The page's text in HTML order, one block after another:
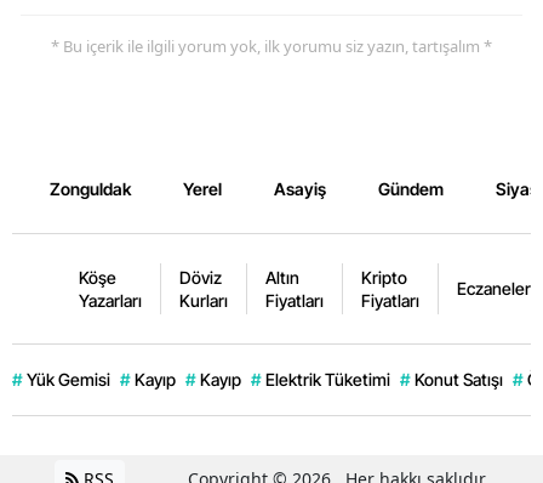
* Bu içerik ile ilgili yorum yok, ilk yorumu siz yazın, tartışalım *
Zonguldak Yerel Asayiş Gündem
Köşe
Yazarları
Döviz
Kurları
Altın
Fiyatları
Kripto
Fiyatları
Eczaneler
# Yük Gemisi # Kayıp # Kayıp # Elektrik Tüketimi # Konut Satışı #